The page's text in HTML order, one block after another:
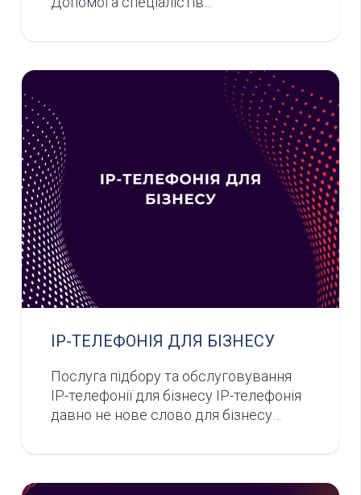
IP-ТЕЛЕФОНІЯ ДЛЯ БІЗНЕСУ
Послуга підбору та обслуговування
IP-телефонії для бізнесу IP-телефонія
давно не нове слово для бізнесу…